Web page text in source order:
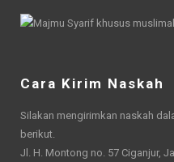
Cara Kirim Naskah
Silakan mengirimkan naskah
berikut.
Jl. H. Montong no. 57 Ciganjur,